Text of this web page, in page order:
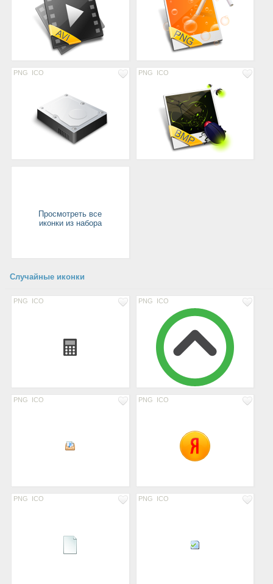
PNG ICO PNG ICO
Просмотреть все
иконки из набора
Случайные иконки
PNG ICO PNG ICO
PNG ICO PNG ICO
PNG ICO PNG ICO